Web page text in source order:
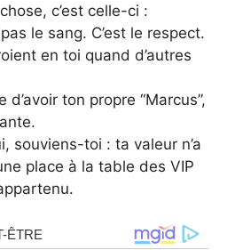
c’est celle-ci :
le sang. C’est le respect.
en toi quand d’autres
ton propre “Marcus”,
souviens-toi : ta valeur n’a
place à la table des VIP